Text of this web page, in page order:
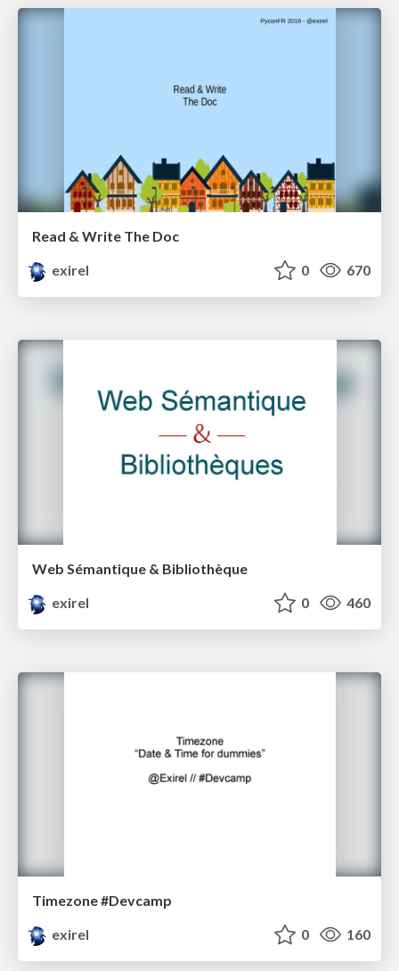
Read & Write The Doc
exirel
0 670
Web Sémantique & Bibliothèque
exirel
0 460
Timezone #Devcamp
exirel
0 160